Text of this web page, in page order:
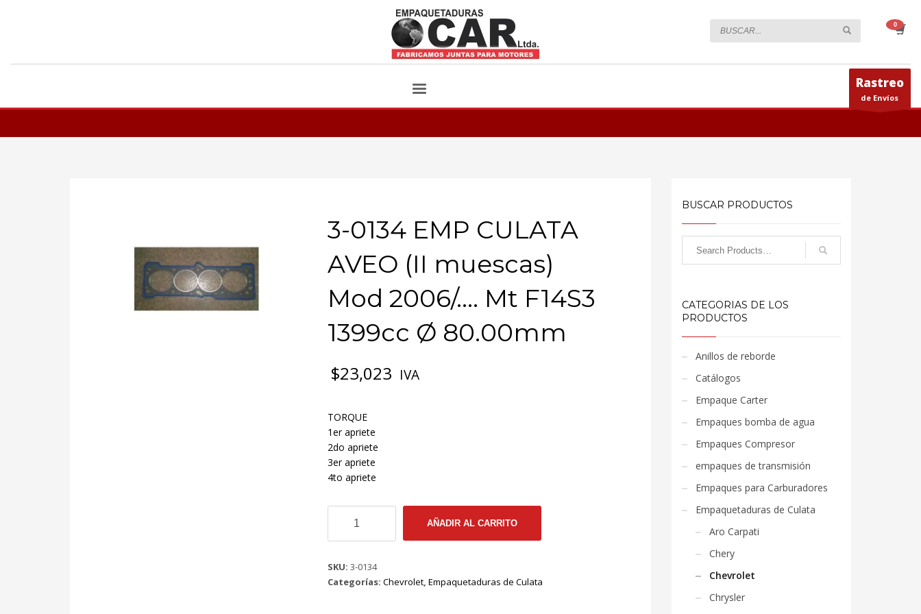
Rastreo
de Envíos
3-0134 EMP CULATA
AVEO (II muescas)
Mod 2006/…. Mt F14S3
1399cc Ø 80.00mm
$23,023 IVA
TORQUE
1er apriete
2do apriete
3er apriete
4to apriete
EMP
AVEO
(II
AÑADIR AL CARRITO
SKU:3-0134
Categorías:Chevrolet,Empaquetaduras de Culata
BUSCAR PRODUCTOS
CATEGORIAS DE LOS
PRODUCTOS
Anillos de reborde
Catálogos
Empaque Carter
Empaques bomba de agua
Empaques Compresor
empaques de transmisión
Empaques para Carburadores
Empaquetaduras de Culata
Aro Carpati
Chery
Chevrolet
Chrysler